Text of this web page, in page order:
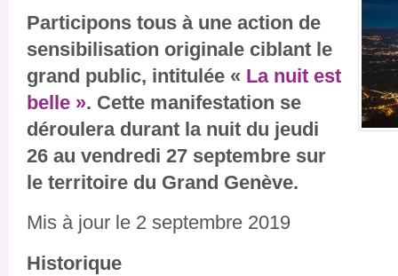
Participons tous à une action de
sensibilisation originale ciblant le
grand public, intitulée « La nuit est
belle ». Cette manifestation se
déroulera durant la nuit du jeudi
26 au vendredi 27 septembre sur
le territoire du Grand Genève.
Mis à jour le 2 septembre 2019
Historique